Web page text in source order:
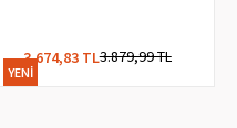
3.674,83 TL3.879,99 TL
YENI